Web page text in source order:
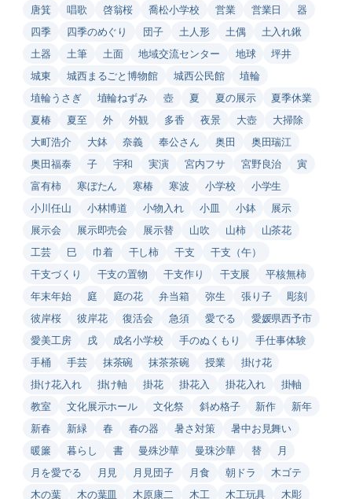
唐箕
唱歌 啓翁桜 喬松小学校 営業 営業日
器
四季
四季のめぐり 団子 土人形 土偶
土入れ鍬
土器
土筆 土面 地域交流センター 地球
坪井
城東
城西まるごと博物館 城西公民館
埴輪
埴輪うさぎ
埴輪ねずみ 壺 夏 夏の展示
夏季休業
夏椿
夏至 外 外観 多香 夜景 大壺
大掃除
大町浩介
大鉢 奈義 奉公さん 奥田
奥田瑞江
奥田福泰
子 宇和 実演 宮内フサ 宮野良治
寅
富有柿
寒ぼたん 寒椿 寒波 小学校
小学生
小川任山
小林博道 小物入れ 小皿 小鉢
展示
展示会
展示即売会 展示替 山吹 山柿
山茶花
工芸
巳 巾着 干し柿 干支
干支（午）
干支づくり
干支の置物 干支作り 干支展
平核無柿
年末年始
庭 庭の花 弁当箱 弥生 張り子
彫刻
彼岸桜
彼岸花 復活会 急須 愛でる
愛媛県西予市
愛美工房
戌 成名小学校 手のぬくもり
手仕事体験
手桶
手芸 抹茶碗 抹茶茶碗 授業
掛け花
掛け花入れ
掛け軸 掛花 掛花入 掛花入れ
掛軸
教室
文化展示ホール 文化祭 斜め格子 新作
新年
新春
新緑 春 春の器 暑さ対策
暑中お見舞い
暖簾
暮らし 書 曼殊沙華 曼珠沙華 替
月
月を愛でる
月見 月見団子 月食 朝ドラ
木ゴテ
木の葉
木の葉皿 木原康二 木工 木工玩具
木彫